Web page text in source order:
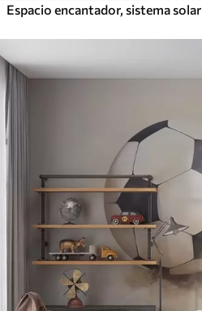
Espacio encantador, sistema solar